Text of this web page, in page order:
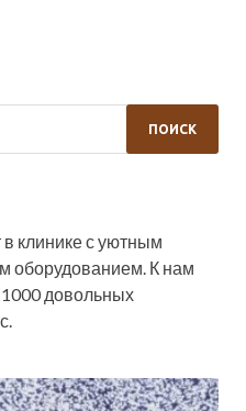
клинике с уютным
оборудованием. К нам
довольных